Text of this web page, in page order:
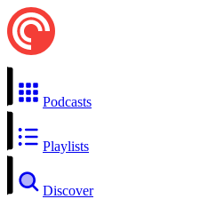
Podcasts
Playlists
Discover